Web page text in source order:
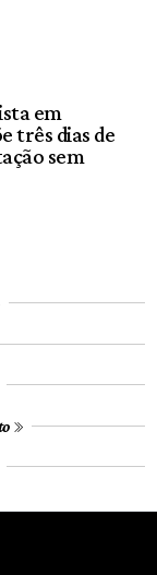
em
três dias de
sem